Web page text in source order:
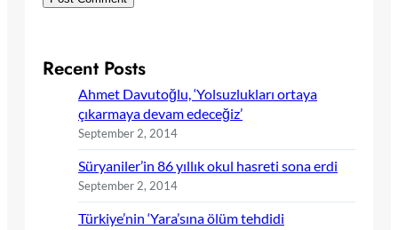
Recent Posts
Ahmet Davutoğlu, ‘Yolsuzlukları ortaya
çıkarmaya devam edeceğiz’
September 2, 2014
Süryaniler’in 86 yıllık okul hasreti sona erdi
September 2, 2014
Türkiye’nin ‘Yara’sına ölüm tehdidi